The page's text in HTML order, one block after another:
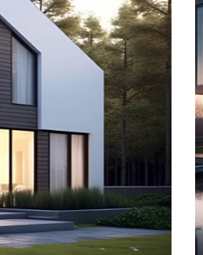
Residence in Dubai
Architecture